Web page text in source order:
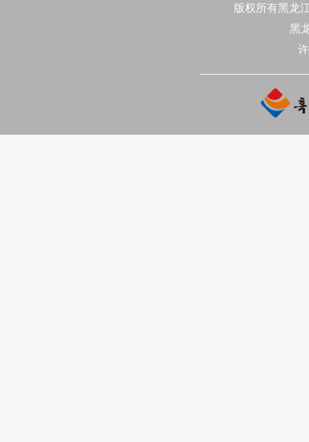
장하고 국민감정을 개선하
안정적으로 멀리 나아가도록
版权所有黑龙
黑